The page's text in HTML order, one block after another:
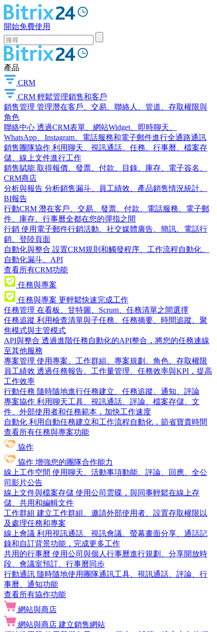
開始免費使用
產品
CRM
CRM 輕鬆管理銷售和客戶
銷售管理 管理潛在客戶、交易、聯絡人、管道、存取權限與
角色
聯絡中心 透過CRM表單、網站Widget、即時聊天、
WhatsApp、Instagram、電話服務和電子郵件進行全通路通訊
銷售團隊協作 利用聊天、視訊通話、任務、行事曆、檔案存
儲、線上文件進行工作
銷售賦能 取得報價、發票、付款、目錄、庫存、電子簽名、
CRM商店
分析與報告 分析銷售漏斗、員工績效、產品銷售情況統計、
BI報告
行動CRM 潛在客戶、交易、發票、付款、電話服務、電子郵
件、庫存、行事曆全都在您的彈指之間
行銷 使用電子郵件行銷活動、社交媒體廣告、簡訊、電話行
銷、登陸頁面
自動化與整合 設置CRM規則和觸發程序、工作流程自動化、
自動化漏斗、API
查看所有CRM功能
任務與專案
任務與專案 更輕鬆快速完成工作
任務管理 在看板、甘特圖、Scrum、任務清單之間選擇
任務追蹤 利用檢查清單與子任務、任務摘要、時間追蹤、聚
焦模式與主管模式
API與整合 透過進階任務自動化的API整合，將您的任務連線
至其他服務
專案管理 使用專案、工作群組、專案規劃、角色、存取權限
員工績效 透過任務報告、工作量管理、任務效率與KPI，提高
工作效率
行動任務 隨時隨地進行任務建立、任務追蹤、通知、評論
專案協作 利用聊天工具、視訊通話、評論、檔案存儲、文
件、外部使用者和任務範本，加快工作速度
自動化 利用自動任務建立和工作流程自動化，節省寶貴時間
查看所有任務與專案功能
協作
協作 增強您的團隊合作能力
線上工作空間 使用聊天、活動事項動能、評論、回應、全公
司影片公告
線上文件與檔案存儲 使用公司雲碟，與同事輕鬆在線上存
儲、共用和編輯文件
工作群組 建立工作群組、邀請外部使用者、設置存取權限以
及處理任務和專案
線上會議 利用視訊通話、視訊會議、螢幕畫面分享、通話記
錄和自訂背景功能，完成更多工作
共用的行事曆 使用公司與個人行事曆進行規劃、分享開放時
段、會議室預訂、行事曆同步
行動通訊 隨時隨地使用團隊通訊工具、視訊通話、評論、行
事曆、通知功能
查看所有協作功能
網站與商店
網站與商店 建立銷售網站